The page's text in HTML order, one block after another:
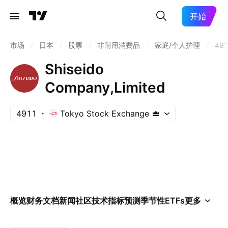
开始
市场 日本 股票 非耐用消费品 家庭/个人护理
Shiseido
Company,Limited
4911 Tokyo Stock Exchange
概览财务文档新闻社区技术指标预测季节性ETFs更多